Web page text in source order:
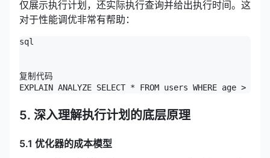
仅展示执行计划，还实际执行查询并给出执行时间。这
对于性能调优非常有帮助：
sql
复制代码
EXPLAIN ANALYZE SELECT * FROM users WHERE age > 30;
5. 深入理解执行计划的底层原理
5.1 优化器的成本模型